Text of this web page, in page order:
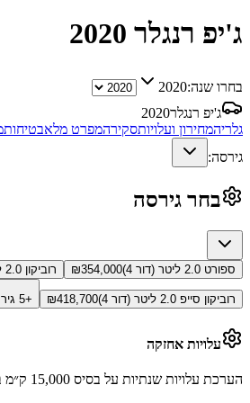
ג'יפ רנגלר 2020
בחרו שנה:2020
ג'יפ רנגלר2020
גלריהמחירון ועלויותסקירהמפרט מלאבטיחות
גירסה:
בחר גירסה
ספורט 2.0 ליטר (דור 4) ₪354,000 רוביקון 2.0 ליטר (דור 4)
רוביקון סייפ 2.0 ליטר (דור 4) ₪418,700 +5 גירסאות
עלויות אחזקה
הערכת עלויות שנתיות על בסיס 15,000 ק״מ בשנה